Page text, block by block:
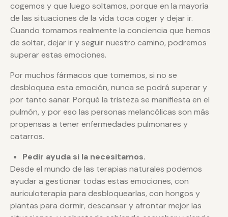
cogemos y que luego soltamos, porque en la mayoría
de las situaciones de la vida toca coger y dejar ir.
Cuando tomamos realmente la conciencia que hemos
de soltar, dejar ir y seguir nuestro camino, podremos
superar estas emociones.
Por muchos fármacos que tomemos, si no se
desbloquea esta emoción, nunca se podrá superar y
por tanto sanar. Porqué la tristeza se manifiesta en el
pulmón, y por eso las personas melancólicas son más
propensas a tener enfermedades pulmonares y
catarros.
Pedir ayuda si la necesitamos.
Desde el mundo de las terapias naturales podemos
ayudar a gestionar todas estas emociones, con
auriculoterapia para desbloquearlas, con hongos y
plantas para dormir, descansar y afrontar mejor las